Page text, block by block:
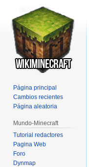
Página principal
Cambios recientes
Página aleatoria
Mundo-Minecraft
Tutorial redactores
Pagina Web
Foro
Dynmap